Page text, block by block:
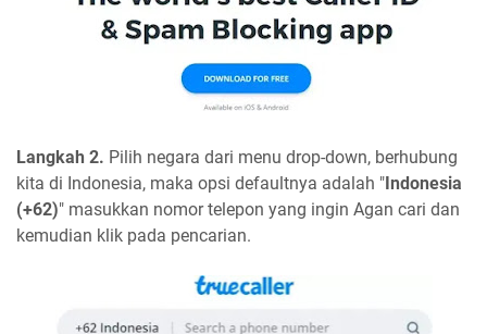
Langkah 2. Pilih negara dari menu drop-down, berhubung
kita di Indonesia, maka opsi defaultnya adalah " Indonesia
(+62)" masukkan nomor telepon yang ingin Agan cari dan
kemudian klik pada pencarian.